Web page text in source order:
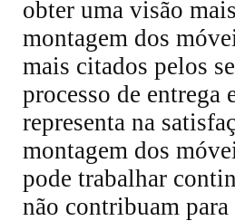
obter uma visão
montagem dos
mais citados pelos
processo de
representa na
montagem dos
pode trabalhar
não contribuam